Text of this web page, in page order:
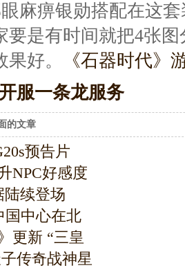
麻痹银勋搭配在这
要是有时间就把4张
好。
《石器时代》
服一条龙服务
的文章
预告片
NPC好感度
陆续登场
国中心在北
更新 “三皇
传奇战神星